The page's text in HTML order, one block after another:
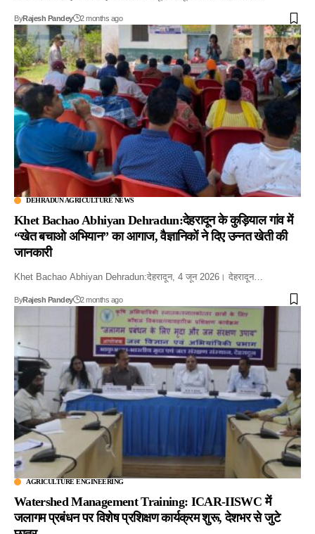
ByRajesh Pandey 2 months ago
DEHRADUN AGRICULTURE NEWS
Khet Bachao Abhiyan Dehradun:देहरादून के कुड़ियाल गांव में
“खेत बचाओ अभियान” का आगाज, वैज्ञानिकों ने दिए उन्नत खेती की
जानकारी
Khet Bachao Abhiyan Dehradun:देहरादून, 4 जून 2026। देहरादून…
ByRajesh Pandey 2 months ago
AGRICULTURE ENGINEERING
Watershed Management Training: ICAR-IISWC में
जलागम प्रबंधन पर विशेष प्रशिक्षण कार्यक्रम शुरू, देशभर से जुटे